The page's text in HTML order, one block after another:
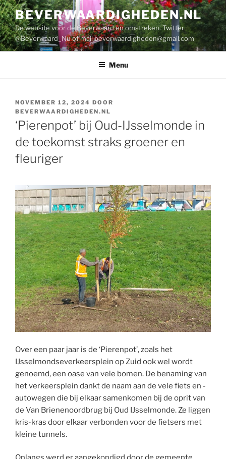
Ga
naar
de
inhoud
BEVERWAARDIGHEDEN.NL
De website voor de Beverwaard en omstreken. Twitter
@Beverwaard_Nu of mailbeverwaardigheden@gmail.com
Menu
GEPLAATST
OP
NOVEMBER 12, 2024 DOOR
BEVERWAARDIGHEDEN.NL
‘Pierenpot’ bij Oud-IJsselmonde in
de toekomst straks groener en
fleuriger
Over een paar jaar is de ‘Pierenpot’, zoals het
IJsselmondseverkeersplein op Zuid ook wel wordt
genoemd, een oase van vele bomen. De benaming van
het verkeersplein dankt de naam aan de vele fiets en -
autowegen die bij elkaar samenkomen bij de oprit van
de Van Brienenoordbrug bij Oud IJsselmonde. Ze liggen
kris-kras door elkaar verbonden voor de fietsers met
kleine tunnels.